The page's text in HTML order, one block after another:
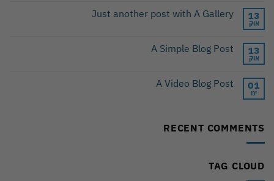
13
אוק
Just another post with A Gallery
13
אוק
A Simple Blog Post
01
ינו
A Video Blog Post
RECENT COMMENTS
TAG CLOUD